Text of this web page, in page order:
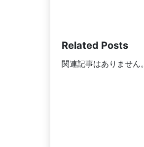
Related Posts
関連記事はありません。